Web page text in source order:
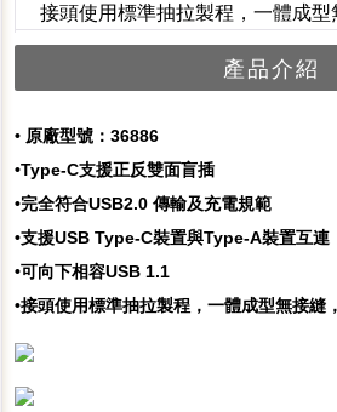
接頭使用標準抽拉製程，一體成型
產品介紹
• 原廠型號：36886
•Type-C支援正反雙面盲插
•完全符合USB2.0 傳輸及充電規範
•支援USB Type-C裝置與Type-A裝置互連
•可向下相容USB 1.1
•接頭使用標準抽拉製程，一體成型無接縫